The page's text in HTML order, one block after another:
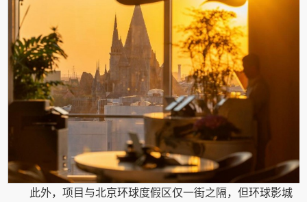
此外，项目与北京环球度假区仅一街之隔，但环球影城